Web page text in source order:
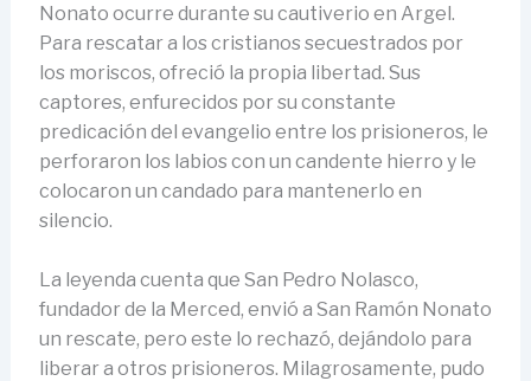
Nonato ocurre durante su cautiverio en Argel.
Para rescatar a los cristianos secuestrados por
los moriscos, ofreció la propia libertad. Sus
captores, enfurecidos por su constante
predicación del evangelio entre los prisioneros, le
perforaron los labios con un candente hierro y le
colocaron un candado para mantenerlo en
silencio.
La leyenda cuenta que San Pedro Nolasco,
fundador de la Merced, envió a San Ramón Nonato
un rescate, pero este lo rechazó, dejándolo para
liberar a otros prisioneros. Milagrosamente, pudo